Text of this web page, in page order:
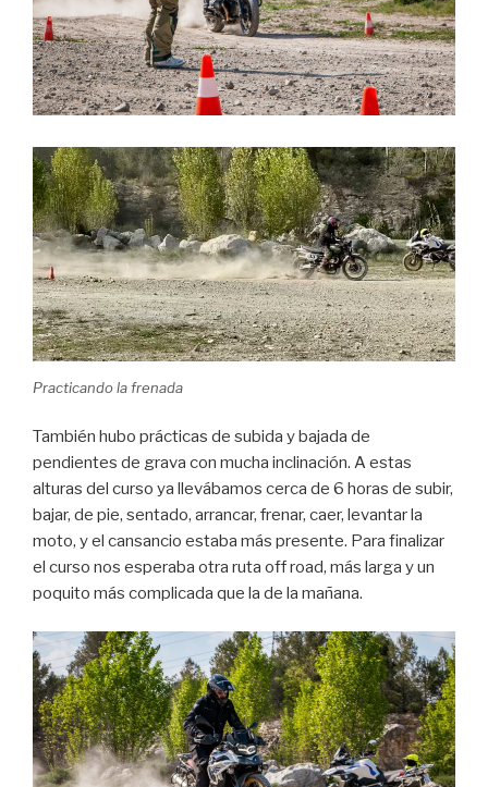
Practicando la frenada
También hubo prácticas de subida y bajada de
pendientes de grava con mucha inclinación. A estas
alturas del curso ya llevábamos cerca de 6 horas de subir,
bajar, de pie, sentado, arrancar, frenar, caer, levantar la
moto, y el cansancio estaba más presente. Para finalizar
el curso nos esperaba otra ruta off road, más larga y un
poquito más complicada que la de la mañana.